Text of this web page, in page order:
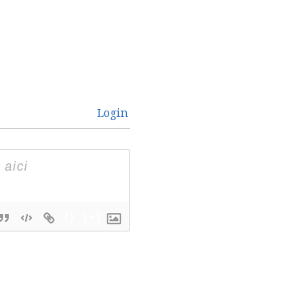
Login